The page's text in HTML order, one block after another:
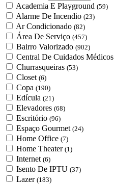
Academia E Playground (59)
Alarme De Incendio (23)
Ar Condicionado (82)
Área De Serviço (457)
Bairro Valorizado (902)
Central De Cuidados Médicos
Churrasqueiras (53)
Closet (6)
Copa (190)
Edícula (21)
Elevadores (68)
Escritório (96)
Espaço Gourmet (24)
Home Office (7)
Home Theater (1)
Internet (6)
Isento De IPTU (37)
Lazer (183)